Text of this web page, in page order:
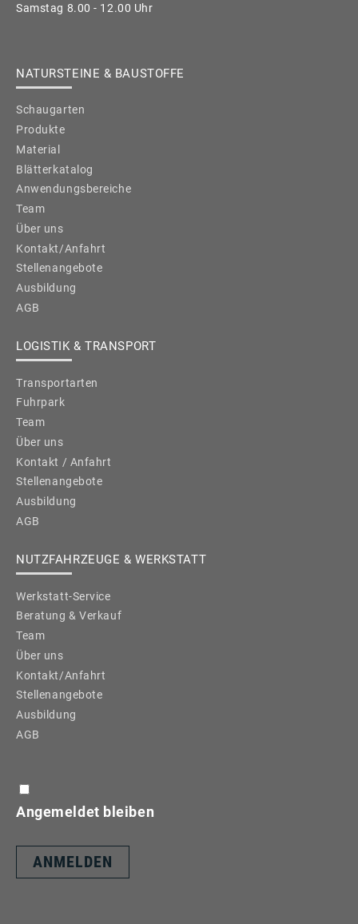
Samstag 8.00 - 12.00 Uhr
NATURSTEINE & BAUSTOFFE
Schaugarten
Produkte
Material
Blätterkatalog
Anwendungsbereiche
Team
Über uns
Kontakt/Anfahrt
Stellenangebote
Ausbildung
AGB
LOGISTIK & TRANSPORT
Transportarten
Fuhrpark
Team
Über uns
Kontakt / Anfahrt
Stellenangebote
Ausbildung
AGB
NUTZFAHRZEUGE & WERKSTATT
Werkstatt-Service
Beratung & Verkauf
Team
Über uns
Kontakt/Anfahrt
Stellenangebote
Ausbildung
AGB
Angemeldet bleiben